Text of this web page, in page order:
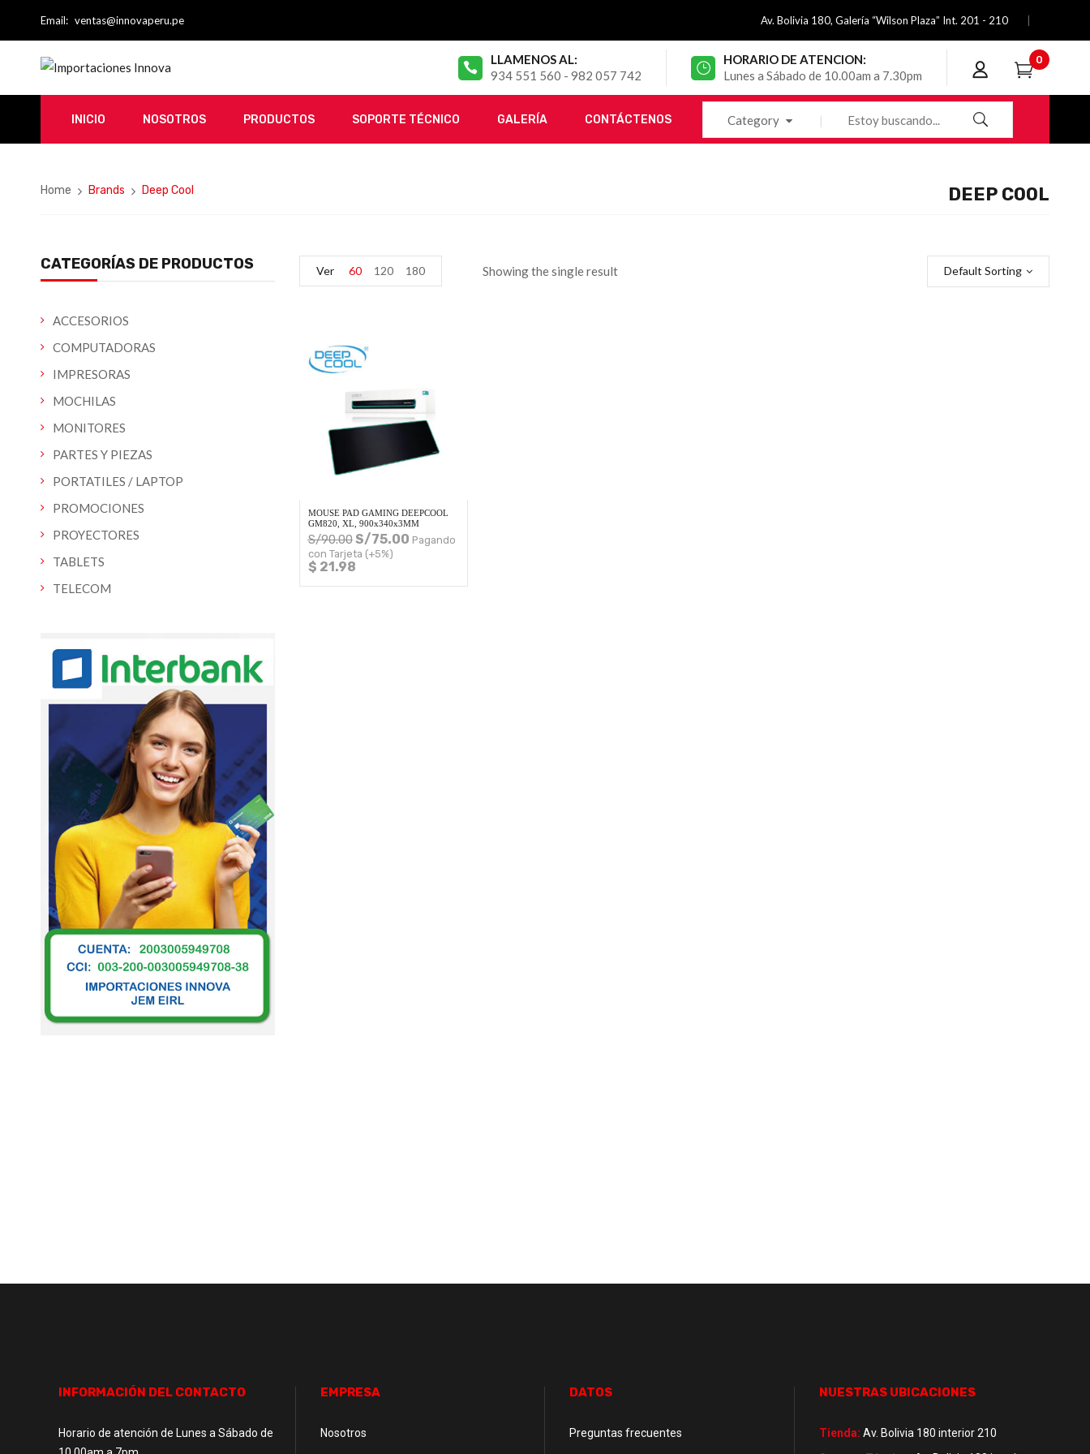
Email: ventas@innovaperu.pe Av. Bolivia 180, Galería “Wilson Plaza” Int. 201 - 210
LLAMENOS AL:
934 551 560 - 982 057 742
HORARIO DE ATENCION:
Lunes a Sábado de 10.00am a 7.30pm
0
INICIO NOSOTROS PRODUCTOS SOPORTE TÉCNICO GALERÍA CONTÁCTENOS Category
Home Brands Deep Cool DEEP COOL
CATEGORÍAS DE PRODUCTOS
ACCESORIOS
COMPUTADORAS
IMPRESORAS
MOCHILAS
MONITORES
PARTES Y PIEZAS
PORTATILES / LAPTOP
PROMOCIONES
PROYECTORES
TABLETS
TELECOM
Showing the single result Default Sorting
Ver 60 120 180
MOUSE PAD GAMING DEEPCOOL
GM820, XL, 900x340x3MM
S/90.00S/75.00 Pagando
con Tarjeta (+5%)
$ 21.98
INFORMACIÓN DEL CONTACTO
Horario de atención de Lunes a Sábado de
EMPRESA
Nosotros
DATOS
Preguntas frecuentes
NUESTRAS UBICACIONES
Tienda: Av. Bolivia 180 interior 210